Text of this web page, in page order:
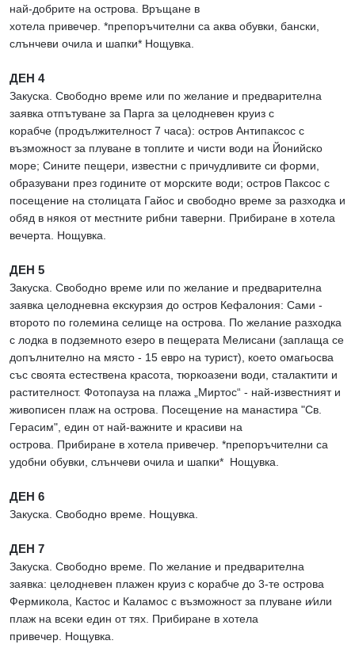
най-добрите на острова. Връщане в
хотела привечер. *препоръчителни са аква обувки, бански,
слънчеви очила и шапки* Нощувка.
ДЕН 4
Закуска. Свободно време или по желание и предварителна
заявка отпътуване за Парга за целодневен круиз с
корабче (продължителност 7 часа): остров Антипаксос с
възможност за плуване в топлите и чисти води на Йонийско
море; Сините пещери, известни с причудливите си форми,
образувани през годините от морските води; остров Паксос с
посещение на столицата Гайос и свободно време за разходка и
обяд в някоя от местните рибни таверни. Прибиране в хотела
вечерта. Нощувка.
ДЕН 5
Закуска. Свободно време или по желание и предварителна
заявка целодневна екскурзия до остров Кефалония: Сами -
второто по големина селище на острова. По желание разходка
с лодка в подземното езеро в пещерата Мелисани (заплаща се
допълнително на място - 15 евро на турист), което омагьосва
със своята естествена красота, тюркоазени води, сталактити и
растителност. Фотопауза на плажа „Миртос“ - най-известният и
живописен плаж на острова. Посещение на манастира "Св.
Герасим", един от най-важните и красиви на
острова. Прибиране в хотела привечер. *препоръчителни са
удобни обувки, слънчеви очила и шапки* Нощувка.
ДЕН 6
Закуска. Свободно време. Нощувка.
ДЕН 7
Закуска. Свободно време. По желание и предварителна
заявка: целодневен плажен круиз с корабче до 3-те острова
Фермикола, Кастос и Каламос с възможност за плуване и∕или
плаж на всеки един от тях. Прибиране в хотела
привечер. Нощувка.